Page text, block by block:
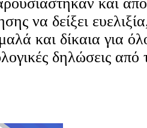
να δείξει
και δίκαια για
δηλώσεις από